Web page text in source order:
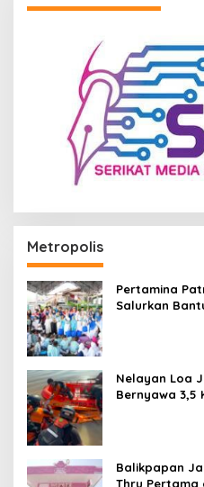
Metropolis
Pertamina
Salurkan
Nelayan Loa
Bernyawa 3,5
Balikpapan
Thru Pertama